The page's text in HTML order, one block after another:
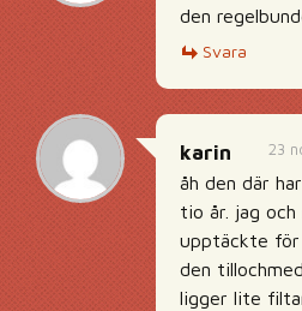
den
Svara
23
karin
åh den där
tio år. jag och
upptäckte för
den
ligger lite